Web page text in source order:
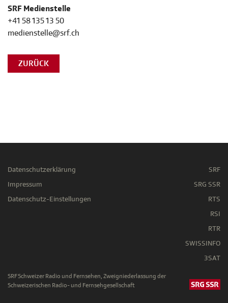
SRF Medienstelle
+41 58 135 13 50
medienstelle@srf.ch
ZURÜCK
Datenschutzerklärung
Impressum
Datenschutz-Einstellungen
SRF
SRG SSR
RTS
RSI
RTR
SWISSINFO
3SAT
SRF Schweizer Radio und Fernsehen, Zweigniederlassung der
Schweizerischen Radio- und Fernsehgesellschaft